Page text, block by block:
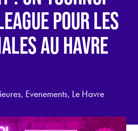
POUR LES
AU HAVRE
Evenements, Le Havre